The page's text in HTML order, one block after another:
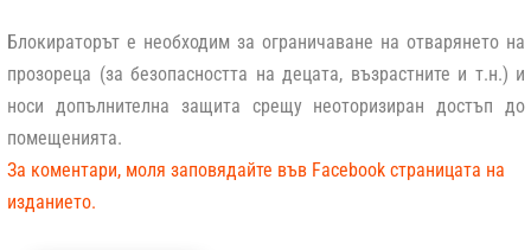
Блокираторът е необходим за ограничаване на отварянето на
прозореца (за безопасността на децата, възрастните и т.н.) и
носи допълнителна защита срещу неоторизиран достъп до
помещенията.
За коментари, моля заповядайте във Facebook страницата на
изданието.